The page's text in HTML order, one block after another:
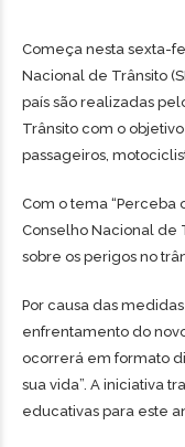
Começa nesta sexta-
Nacional de Trânsito
país são realizadas
Trânsito com o
passageiros,
Com o tema “Perceba
Conselho Nacional de
sobre os perigos no
Por causa das
enfrentamento do
ocorrerá em formato
sua vida”. A iniciativa
educativas para este